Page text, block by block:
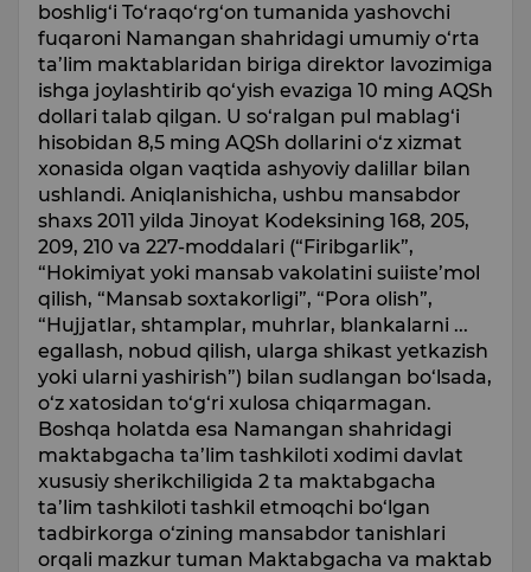
boshlig‘i To‘raqo‘rg‘on tumanida yashovchi
fuqaroni Namangan shahridagi umumiy o‘rta
ta’lim maktablaridan biriga direktor lavozimiga
ishga joylashtirib qo‘yish evaziga 10 ming AQSh
dollari talab qilgan. U so‘ralgan pul mablag‘i
hisobidan 8,5 ming AQSh dollarini o‘z xizmat
xonasida olgan vaqtida ashyoviy dalillar bilan
ushlandi. Aniqlanishicha, ushbu mansabdor
shaxs 2011 yilda Jinoyat Kodeksining 168, 205,
209, 210 va 227-moddalari (“Firibgarlik”,
“Hokimiyat yoki mansab vakolatini suiiste’mol
qilish, “Mansab soxtakorligi”, “Pora olish”,
“Hujjatlar, shtamplar, muhrlar, blankalarni ...
egallash, nobud qilish, ularga shikast yetkazish
yoki ularni yashirish”) bilan sudlangan bo‘lsada,
o‘z xatosidan to‘g‘ri xulosa chiqarmagan.
Boshqa holatda esa Namangan shahridagi
maktabgacha ta’lim tashkiloti xodimi davlat
xususiy sherikchiligida 2 ta maktabgacha
ta’lim tashkiloti tashkil etmoqchi bo‘lgan
tadbirkorga o‘zining mansabdor tanishlari
orqali mazkur tuman Maktabgacha va maktab